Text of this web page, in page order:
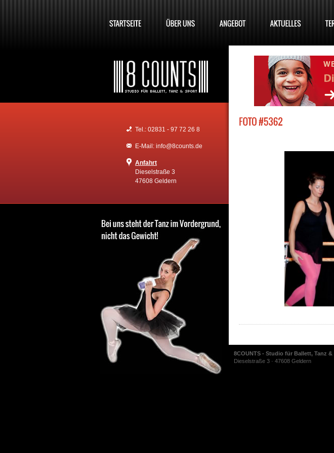
Tel.: 02831 - 97 72 26 8
E-Mail: info@8counts.de
Anfahrt
Dieselstraße 3
47608 Geldern
8COUNTS - Studio für Ballett, Tanz &
Dieselstraße 3 · 47608 Geldern